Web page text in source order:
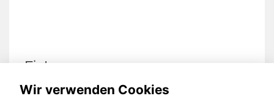
Fiat 500e
Wir verwenden Cookies